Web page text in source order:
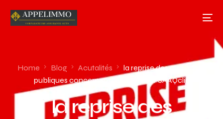
Home Blog Acutalités
la reprise des audiences
publiques concernant l’enquête sur SAAQclic
la reprise des